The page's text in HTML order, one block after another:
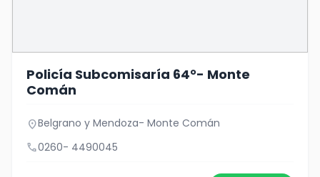
Policía Subcomisaría 64°- Monte
Comán
location_onBelgrano y Mendoza- Monte Comán
call0260- 4490045